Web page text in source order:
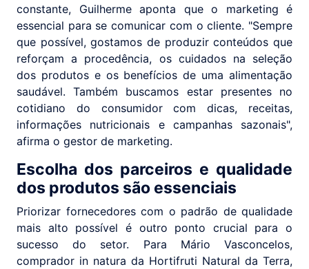
constante, Guilherme aponta que o marketing é
essencial para se comunicar com o cliente. "Sempre
que possível, gostamos de produzir conteúdos que
reforçam a procedência, os cuidados na seleção
dos produtos e os benefícios de uma alimentação
saudável. Também buscamos estar presentes no
cotidiano do consumidor com dicas, receitas,
informações nutricionais e campanhas sazonais",
afirma o gestor de marketing.
Escolha dos parceiros e qualidade
dos produtos são essenciais
Priorizar fornecedores com o padrão de qualidade
mais alto possível é outro ponto crucial para o
sucesso do setor. Para Mário Vasconcelos,
comprador in natura da Hortifruti Natural da Terra,